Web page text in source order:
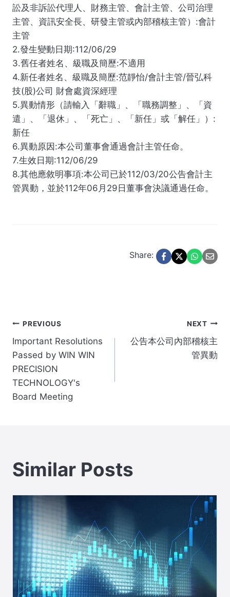
訟及非訴訟代理人、財務主管、會計主管、公司治理
主管、資訊安全長、研發主管或內部稽核主管）:會計
主管
2.發生變動日期:112/06/29
3.舊任者姓名、級職及簡歷:不適用
4.新任者姓名、級職及簡歷:范靜怡/會計主管/晉弘科
技(股)公司 財會處資深經理
5.異動情形（請輸入「辭職」、「職務調整」、「資
遣」、「退休」、「死亡」、「新任」或「解任」）:
新任
6.異動原因:本公司董事會通過會計主管任命。
7.生效日期:112/06/29
8.其他應敘明事項:本公司已於112/03/20公告會計主
管異動，並於112年06月29日董事會決議通過任命。
Share:
Post
navigation
PREVIOUS
Important Resolutions
Passed by WIN WIN
PRECISION
TECHNOLOGY's
Board Meeting
NEXT
公告本公司內部稽核主
管異動
Similar Posts